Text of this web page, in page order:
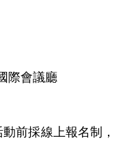
際會議廳
前採線上報名制，